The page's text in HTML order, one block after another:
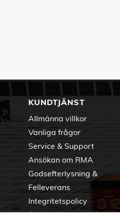
KUNDTJÄNST
Allmänna villkor
Vanliga frågor
Service & Support
Ansökan om RMA
Godsefterlysning &
Felleverans
Integritetspolicy
Om cookies